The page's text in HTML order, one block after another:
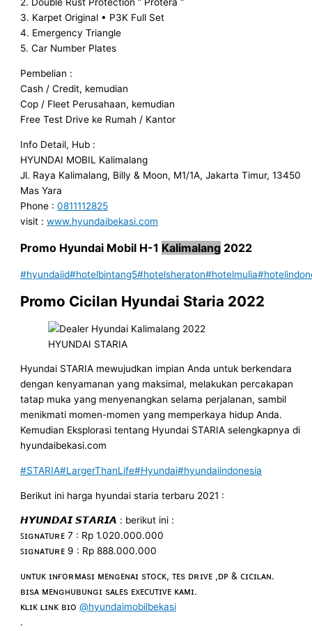
2. Double Rust Protection ” Protera “
3. Karpet Original • P3K Full Set
4. Emergency Triangle
5. Car Number Plates
Pembelian :
Cash / Credit, kemudian
Cop / Fleet Perusahaan, kemudian
Free Test Drive ke Rumah / Kantor
Info Detail, Hub :
HYUNDAI MOBIL Kalimalang
Jl. Raya Kalimalang, Billy & Moon, M1/1A, Jakarta Timur, 13450
Mas Yara
Phone :0811112825
visit :www.hyundaibekasi.com
Promo Hyundai Mobil H-1 Kalimalang 2022
#hyundaiid#hotelbintang5#hotelsheraton#hotelmulia
Promo Cicilan Hyundai Staria 2022
HYUNDAI STARIA
Hyundai STARIA mewujudkan impian Anda untuk berkendara
dengan kenyamanan yang maksimal, melakukan percakapan
tatap muka yang menyenangkan selama perjalanan, sambil
menikmati momen-momen yang memperkaya hidup Anda.
Kemudian Eksplorasi tentang Hyundai STARIA selengkapnya di
hyundaibekasi.com
#STARIA#LargerThanLife#Hyundai#hyundaiindonesia
Berikut ini harga hyundai staria terbaru 2021 :
𝙃𝙔𝙐𝙉𝘿𝘼𝙄 𝙎𝙏𝘼𝙍𝙄𝘼 : berikut ini :
ꜱɪɢɴᴀᴛᴜʀᴇ 7 : Rp 1.020.000.000
ꜱɪɢɴᴀᴛᴜʀᴇ 9 : Rp 888.000.000
ᴜɴᴛᴜᴋ ɪɴғᴏʀᴍᴀsɪ ᴍᴇɴɢᴇɴᴀɪ sᴛᴏᴄᴋ, ᴛᴇs ᴅʀɪᴠᴇ ,ᴅᴘ & ᴄɪᴄɪʟᴀɴ.
ʙɪsᴀ ᴍᴇɴɢʜᴜʙᴜɴɢɪ sᴀʟᴇs ᴇxᴇᴄᴜᴛɪᴠᴇ ᴋᴀᴍɪ.
ᴋʟɪᴋ ʟɪɴᴋ ʙɪᴏ@hyundaimobilbekasi
.